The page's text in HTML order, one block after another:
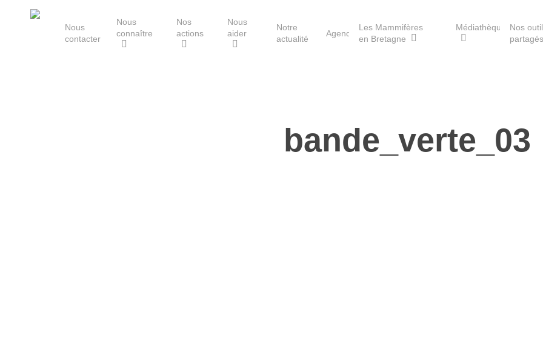
Nous
contacter
Nous
connaître
Nos
actions
Les Havres de paix pour la
loutre
Nous
aider
Notre
actualité
Agenda
Les Mammifères
en Bretagne
Médiathèque
Nos
partagés
bande_verte_03